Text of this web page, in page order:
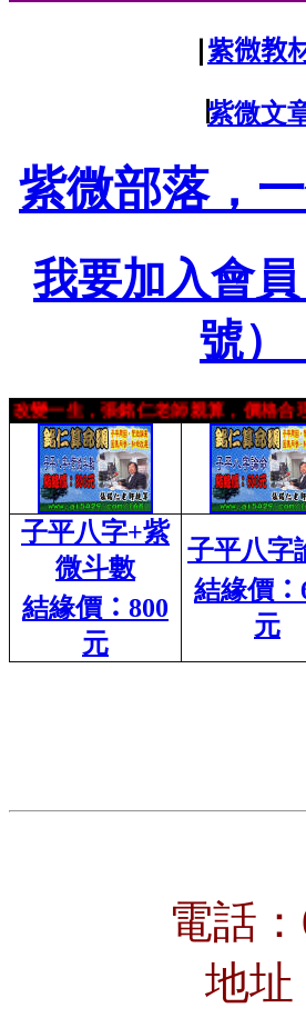
紫微教
紫微文
紫微部落，
我要加入會
號）
一生，張銘仁老師親算，價格合理
子平八字+紫
微斗數
結緣價 ： 800
元
子平八字
結緣價 ：
元
電話
地址